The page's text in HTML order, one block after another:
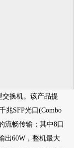
交换机。该产品提
兆SFP光口(Combo
流畅传输；其中8口
出60W，整机最大